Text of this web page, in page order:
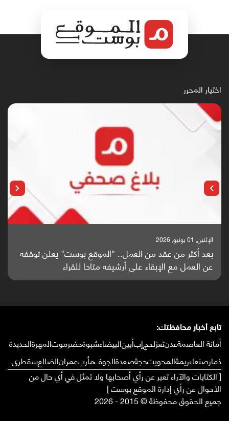
اختيار المحرر
الإثنين, 25 مايو, 2026
باحثون من اليمن يدخلون سباق أبحاث ألزهايمر بدراسة
واعدة منشورة عالميا (ترجمة)
تابع أخبار محافظتك:
أمانة العاصمةعدنتعزلحجإبأبينالبيضاءشبوةحضرموتالمهرةالحديدة
ذمارصنعاءريمةالمحويتحجةصعدةالجوفمأربعمرانالضالعسقطرى
[ الكتابات والآراء تعبر عن رأي أصحابها ولا تمثل في أي حال من
الأحوال عن رأي إدارة الموقع بوست ]
جميع الحقوق محفوظة © 2015 - 2026